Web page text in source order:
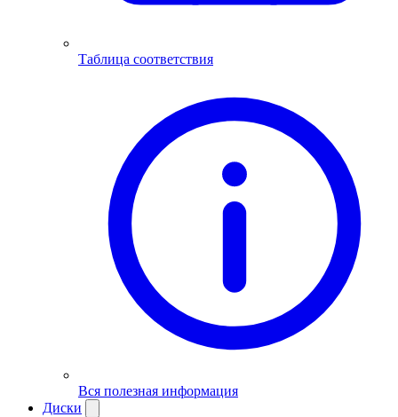
Таблица соответствия
Вся полезная информация
Диски